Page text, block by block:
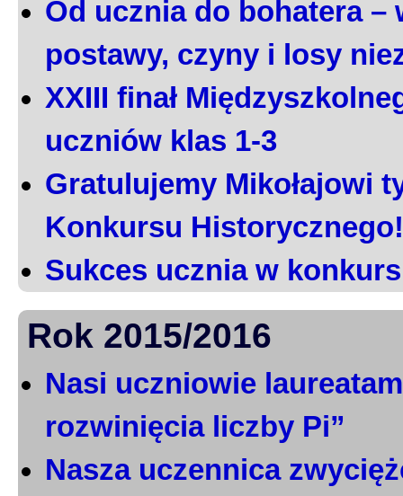
Od ucznia do bohatera –
postawy, czyny i losy
XXIII finał
uczniów klas 1-3
Gratulujemy Mikołajowi
Konkursu Historycznego!
Sukces ucznia w
Rok 2015/2016
Nasi uczniowie
rozwinięcia liczby Pi”
Nasza uczennica